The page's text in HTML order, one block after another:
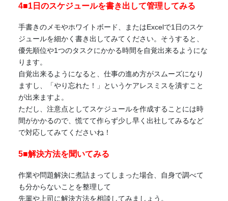
4■1日のスケジュールを書き出して管理してみる
手書きのメモやホワイトボード、またはExcelで1日のスケ
ジュールを細かく書き出してみてください。そうすると、
優先順位や1つのタスクにかかる時間を自覚出来るようにな
ります。
自覚出来るようになると、仕事の進め方がスムーズになり
ますし、「やり忘れた！」というケアレスミスを潰すこと
が出来ますよ。
ただし、注意点としてスケジュールを作成することには時
間がかかるので、慌てて作らず少し早く出社してみるなど
で対応してみてくださいね！
5■解決方法を聞いてみる
作業や問題解決に煮詰まってしまった場合、自身で調べて
も分からないことを整理して
先輩や上司に解決方法を相談してみましょう。